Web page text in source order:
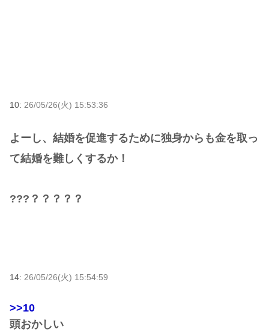
10: 26/05/26(火) 15:53:36
よーし、結婚を促進するために独身からも金を取っ
て結婚を難しくするか！
???？？？？？
14: 26/05/26(火) 15:54:59
>>10
頭おかしい